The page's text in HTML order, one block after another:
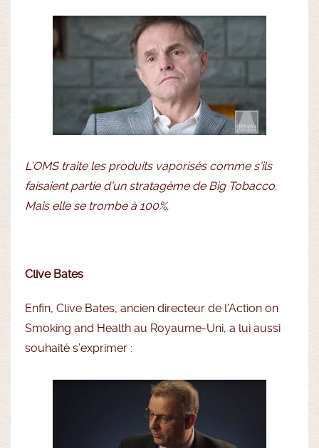
L’OMS traite les produits vaporisés comme s’ils
faisaient partie d’un stratagème de Big Tobacco.
Mais elle se trombe à 100%.
Clive Bates
Enfin, Clive Bates, ancien directeur de l’Action on
Smoking and Health au Royaume-Uni, a lui aussi
souhaité s’exprimer :